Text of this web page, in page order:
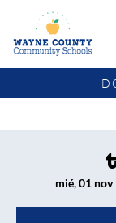
mié, 01 nov